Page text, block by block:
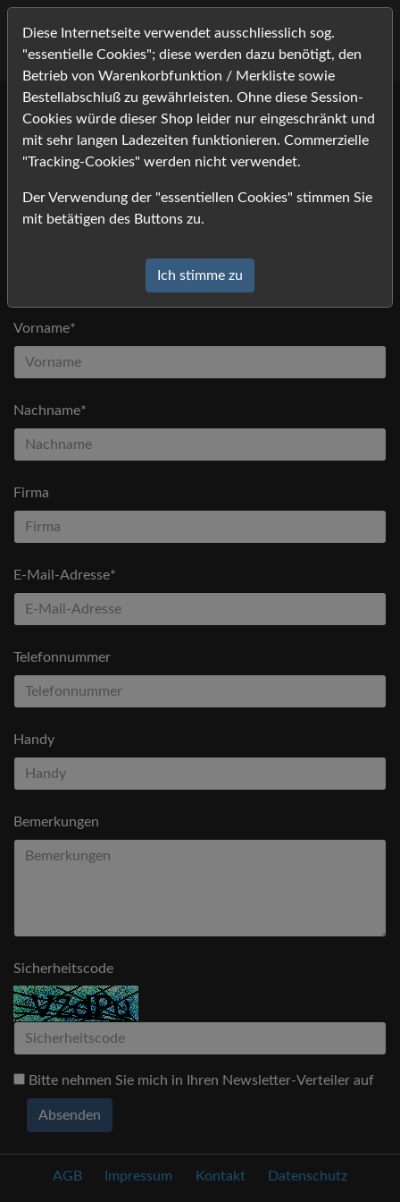
Bitte tragen Sie Ihre Kontaktdaten ein, und klicken Sie auf
[absenden].
*) Felder mit einem Stern dürfen nicht leer bleiben
Anfrage
Vorname*
Nachname*
Firma
E-Mail-Adresse*
Telefonnummer
Handy
Bemerkungen
Sicherheitscode
Bitte nehmen Sie mich in Ihren Newsletter-Verteiler auf
Absenden
Diese Internetseite verwendet ausschliesslich sog.
"essentielle Cookies"; diese werden dazu benötigt, den
Betrieb von Warenkorbfunktion / Merkliste sowie
Bestellabschluß zu gewährleisten. Ohne diese Session-
Cookies würde dieser Shop leider nur eingeschränkt und
mit sehr langen Ladezeiten funktionieren. Commerzielle
"Tracking-Cookies" werden nicht verwendet.
Der Verwendung der "essentiellen Cookies" stimmen Sie
mit betätigen des Buttons zu.
Ich stimme zu
AGB Impressum Kontakt Datenschutz